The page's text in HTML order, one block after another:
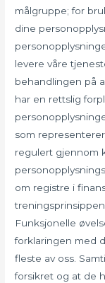
målgruppe; for
dine
levere våre
behandlingen på
har en rettslig
som
regulert gjennom
om registre i
Funksjonelle
forklaringen med
fleste av oss.
forsikret og at de